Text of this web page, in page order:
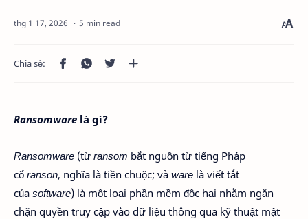
5 min read
Ransomware là gì?
Ransomware (từ ransom bắt nguồn từ tiếng Pháp
cổ ranson, nghĩa là tiền chuộc; và ware là viết tắt
của software) là một loại phần mềm độc hại nhằm ngăn
chặn quyền truy cập vào dữ liệu thông qua kỹ thuật mật